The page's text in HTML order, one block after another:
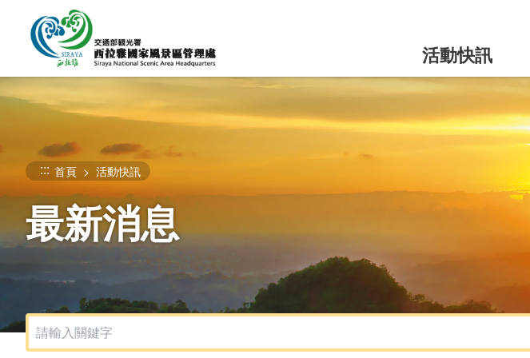
內
容
活動快訊
::: 首頁 活動快訊
最新消息